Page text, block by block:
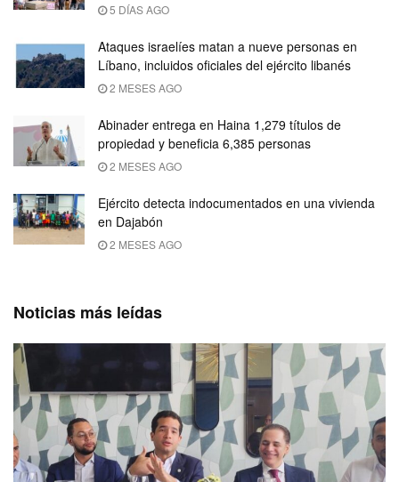
5 DÍAS AGO
Ataques israelíes matan a nueve personas en
Líbano, incluidos oficiales del ejército libanés
2 MESES AGO
Abinader entrega en Haina 1,279 títulos de
propiedad y beneficia 6,385 personas
2 MESES AGO
Ejército detecta indocumentados en una vivienda
en Dajabón
2 MESES AGO
Noticias más leídas